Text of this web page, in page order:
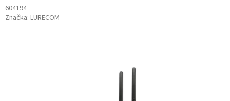
604194
Značka: LURECOM